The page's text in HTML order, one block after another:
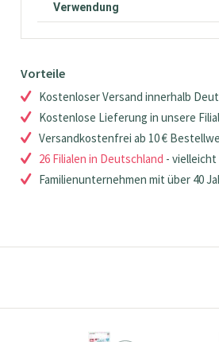
Verwendung
Vorteile
Kostenloser Versand innerhalb
Kostenlose Lieferung in unsere
Versandkostenfrei ab 10 €
26 Filialen in Deutschland - vielleicht
Familienunternehmen mit über 40